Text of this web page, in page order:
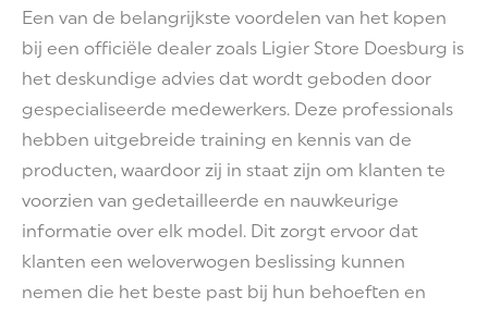
Een van de belangrijkste voordelen van het kopen
bij een officiële dealer zoals Ligier Store Doesburg is
het deskundige advies dat wordt geboden door
gespecialiseerde medewerkers. Deze professionals
hebben uitgebreide training en kennis van de
producten, waardoor zij in staat zijn om klanten te
voorzien van gedetailleerde en nauwkeurige
informatie over elk model. Dit zorgt ervoor dat
klanten een weloverwogen beslissing kunnen
nemen die het beste past bij hun behoeften en